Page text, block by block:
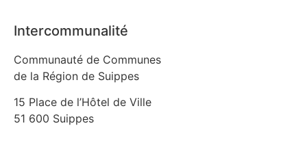
Intercommunalité
Communauté de Communes
de la Région de Suippes
15 Place de l’Hôtel de Ville
51 600 Suippes